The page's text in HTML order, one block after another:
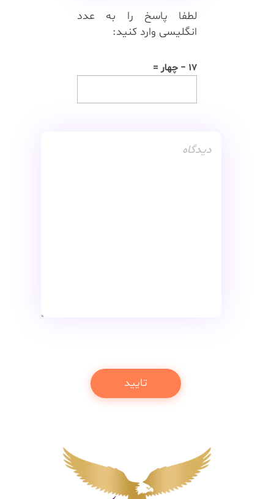
لطفا پاسخ را به عدد
انگلیسی وارد کنید:
17 − چهار =